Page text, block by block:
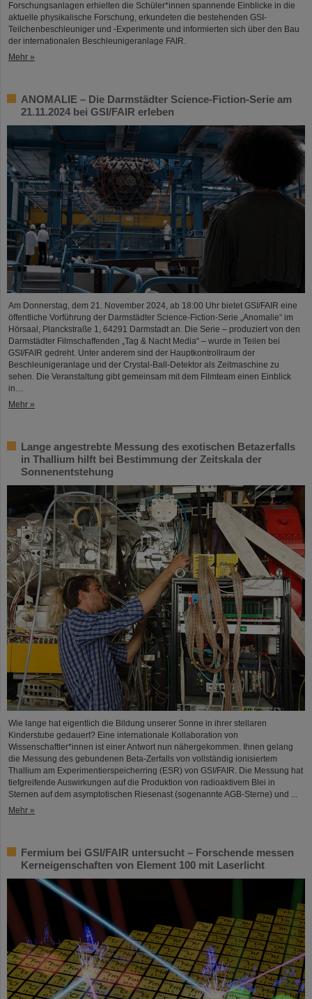
Forschungsanlagen erhielten die Schüler*innen spannende Einblicke in die
aktuelle physikalische Forschung, erkundeten die bestehenden GSI-
Teilchenbeschleuniger und -Experimente und informierten sich über den Bau
der internationalen Beschleunigeranlage FAIR.
Mehr »
ANOMALIE – Die Darmstädter Science-Fiction-Serie am
21.11.2024 bei GSI/FAIR erleben
Am Donnerstag, dem 21. November 2024, ab 18:00 Uhr bietet GSI/FAIR eine
öffentliche Vorführung der Darmstädter Science-Fiction-Serie „Anomalie“ im
Hörsaal, Planckstraße 1, 64291 Darmstadt an. Die Serie – produziert von den
Darmstädter Filmschaffenden „Tag & Nacht Media“ – wurde in Teilen bei
GSI/FAIR gedreht. Unter anderem sind der Hauptkontrollraum der
Beschleunigeranlage und der Crystal-Ball-Detektor als Zeitmaschine zu
sehen. Die Veranstaltung gibt gemeinsam mit dem Filmteam einen Einblick
in…
Mehr »
Lange angestrebte Messung des exotischen Betazerfalls
in Thallium hilft bei Bestimmung der Zeitskala der
Sonnenentstehung
Wie lange hat eigentlich die Bildung unserer Sonne in ihrer stellaren
Kinderstube gedauert? Eine internationale Kollaboration von
Wissenschaftler*innen ist einer Antwort nun nähergekommen. Ihnen gelang
die Messung des gebundenen Beta-Zerfalls von vollständig ionisiertem
Thallium am Experimentierspeicherring (ESR) von GSI/FAIR. Die Messung hat
tiefgreifende Auswirkungen auf die Produktion von radioaktivem Blei in
Sternen auf dem asymptotischen Riesenast (sogenannte AGB-Sterne) und ...
Mehr »
Fermium bei GSI/FAIR untersucht – Forschende messen
Kerneigenschaften von Element 100 mit Laserlicht